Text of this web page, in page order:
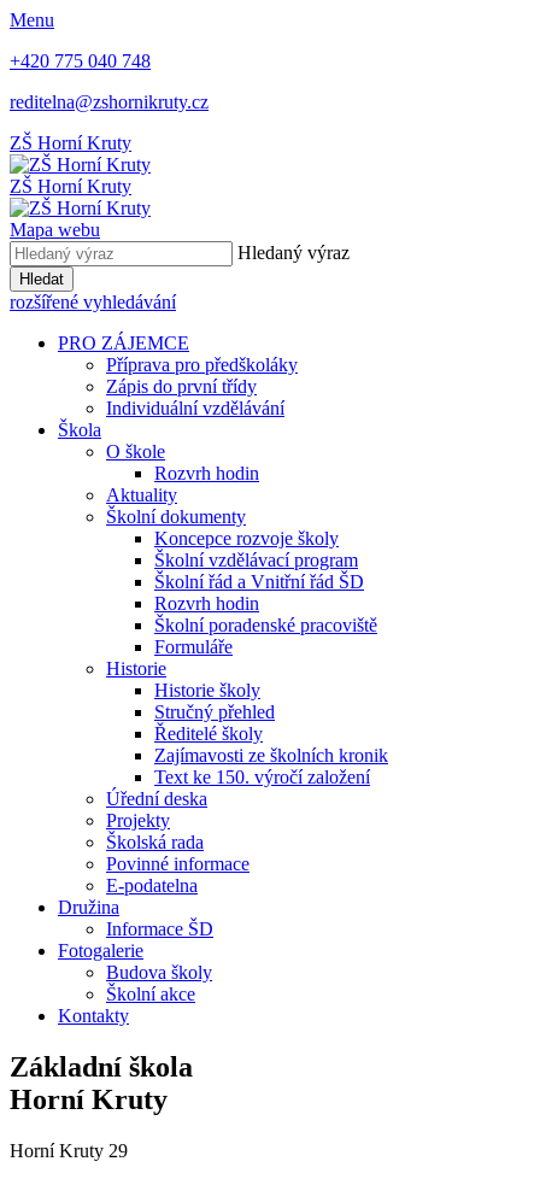
Menu
+420 775 040 748
reditelna@zshornikruty.cz
ZŠ Horní Kruty
ZŠ Horní Kruty
Mapa webu
Hledaný výraz
Hledat
rozšířené vyhledávání
PRO ZÁJEMCE
Příprava pro předškoláky
Zápis do první třídy
Individuální vzdělávání
Škola
O škole
Rozvrh hodin
Aktuality
Školní dokumenty
Koncepce rozvoje školy
Školní vzdělávací program
Školní řád a Vnitřní řád ŠD
Rozvrh hodin
Školní poradenské pracoviště
Formuláře
Historie
Historie školy
Stručný přehled
Ředitelé školy
Zajímavosti ze školních kronik
Text ke 150. výročí založení
Úřední deska
Projekty
Školská rada
Povinné informace
E-podatelna
Družina
Informace ŠD
Fotogalerie
Budova školy
Školní akce
Kontakty
Základní škola
Horní Kruty
Horní Kruty 29